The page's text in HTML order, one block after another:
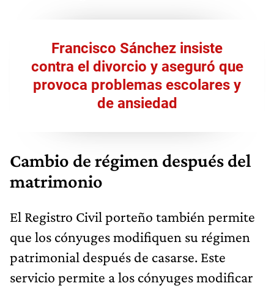
Francisco Sánchez insiste
contra el divorcio y aseguró que
provoca problemas escolares y
de ansiedad
Cambio de régimen después del
matrimonio
El Registro Civil porteño también permite
que los cónyuges modifiquen su régimen
patrimonial después de casarse. Este
servicio permite a los cónyuges modificar